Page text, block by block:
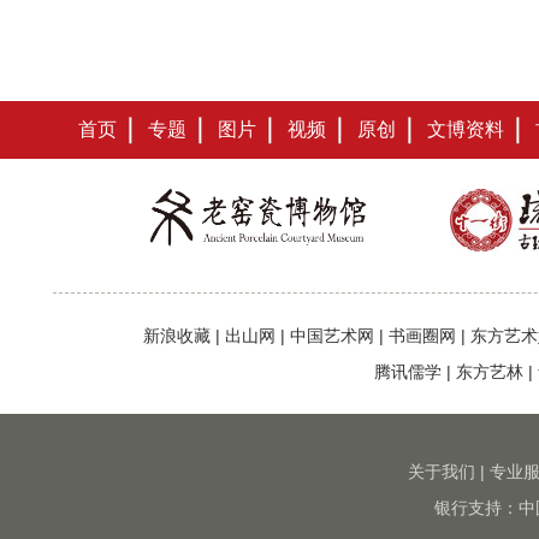
首页 专题 图片 视频 原创 文博资料
新浪收藏 | 出山网 | 中国艺术网 | 书画圈网 | 东方艺
腾讯儒学 | 东方艺林 |
关于我们 | 专业
银行支持：